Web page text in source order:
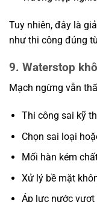
Tuy nhiên, đây là
như thi công đúng
9. Waterstop
Mạch ngừng vẫn
Thi công sai kỹ
Chọn sai loại
Mối hàn kém
Xử lý bề mặt
Áp lực nước vượt